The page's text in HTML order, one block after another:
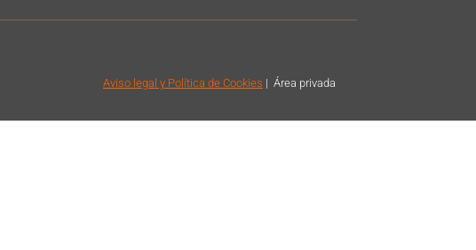
Aviso legal y Política de Cookies | Área privada